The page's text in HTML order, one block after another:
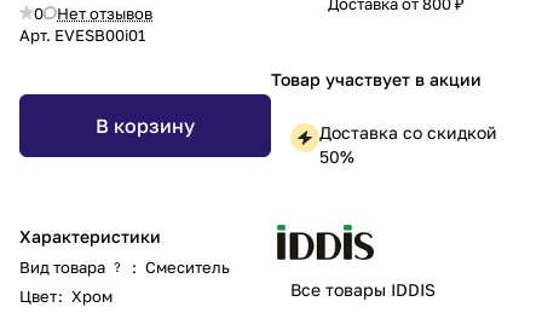
0
Нет отзывов
Арт. EVESB00i01
В корзину
Характеристики
Вид товара ? : Смеситель
Цвет: Хром
Товар участвует в акции
Доставка со скидкой
50%
Все товары IDDIS